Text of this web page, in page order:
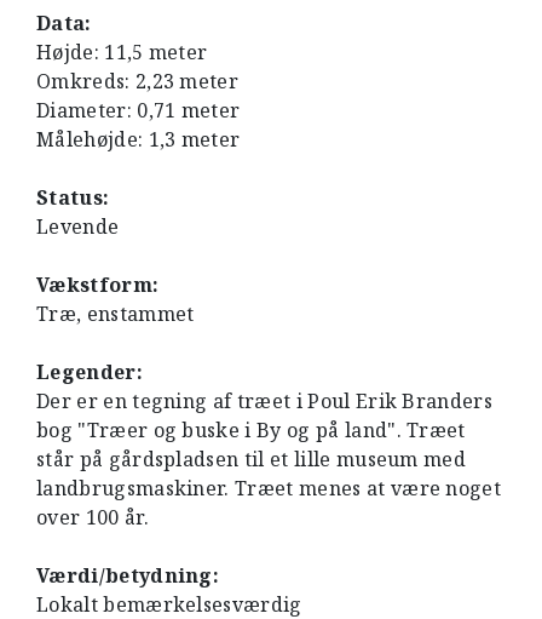
Data:
Højde: 11,5 meter
Omkreds: 2,23 meter
Diameter: 0,71 meter
Målehøjde: 1,3 meter
Status:
Levende
Vækstform:
Træ, enstammet
Legender:
Der er en tegning af træet i Poul Erik Branders
bog "Træer og buske i By og på land". Træet
står på gårdspladsen til et lille museum med
landbrugsmaskiner. Træet menes at være noget
over 100 år.
Værdi/betydning:
Lokalt bemærkelsesværdig